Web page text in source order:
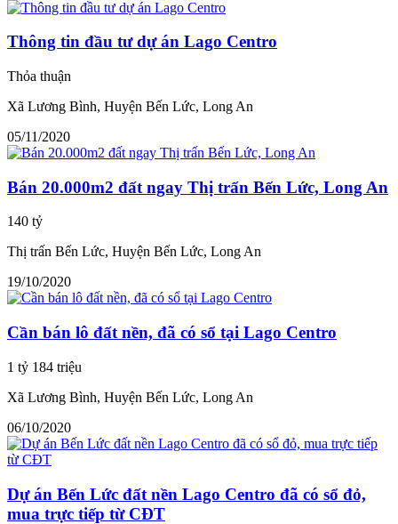
Thông tin đầu tư dự án Lago Centro
Thỏa thuận
Xã Lương Bình, Huyện Bến Lức, Long An
05/11/2020
Bán 20.000m2 đất ngay Thị trấn Bến Lức, Long An
140 tỷ
Thị trấn Bến Lức, Huyện Bến Lức, Long An
19/10/2020
Cần bán lô đất nền, đã có sổ tại Lago Centro
1 tỷ 184 triệu
Xã Lương Bình, Huyện Bến Lức, Long An
06/10/2020
Dự án Bến Lức đất nền Lago Centro đã có sổ đỏ,
mua trực tiếp từ CĐT